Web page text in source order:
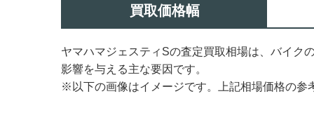
買取価格幅
ヤマハマジェスティSの査定買取相場は、バイク
影響を与える主な要因です。
※以下の画像はイメージです。上記相場価格の参